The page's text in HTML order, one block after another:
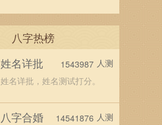
八字热榜
姓名详批
姓名详批，姓名测试打分。
1543987 人测
八字合婚 14541876 人测